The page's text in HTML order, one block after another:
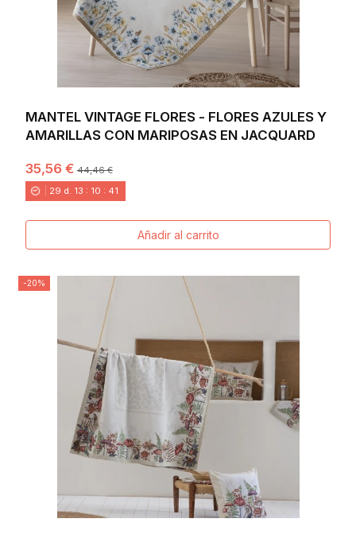
MANTEL VINTAGE FLORES - FLORES AZULES Y
AMARILLAS CON MARIPOSAS EN JACQUARD
35,56 €44,46 €
29 d. 13 : 10 : 40
Añadir al carrito
-20%